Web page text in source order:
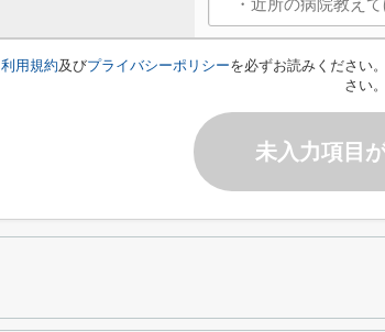
利用規約及びプライバシーポリシーを必ずお読みください
さい。
未入力項目